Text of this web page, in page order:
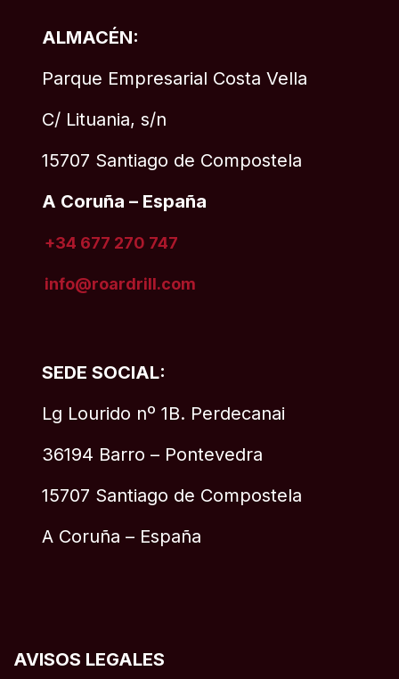
SEDE SOCIAL:
Lg Lourido nº 1B. Perdecanai
36194 Barro – Pontevedra
15707 Santiago de Compostela
A Coruña – España
ALMACÉN:
Parque Empresarial Costa Vella
C/ Lituania, s/n
15707 Santiago de Compostela
A Coruña – España
+34 677 270 747
info@roardrill.com
AVISOS LEGALES